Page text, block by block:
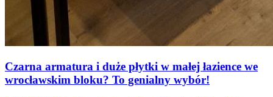
Czarna armatura i duże płytki w małej łazience we
wrocławskim bloku? To genialny wybór!